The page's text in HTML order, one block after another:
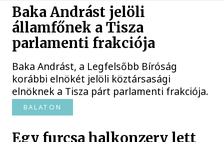
Baka Andrást jelöli
államfőnek a Tisza
parlamenti frakciója
Baka Andrást, a Legfelsőbb Bíróság
korábbi elnökét jelöli köztársasági
elnöknek a Tisza párt parlamenti frakciója.
BALATON
Egy furcsa halkonzerv lett